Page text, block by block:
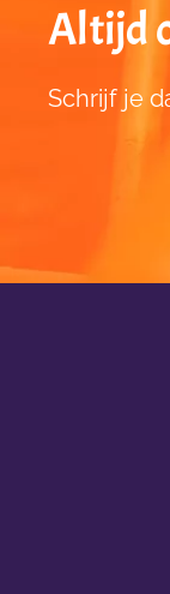
Altijd
Schrijf je